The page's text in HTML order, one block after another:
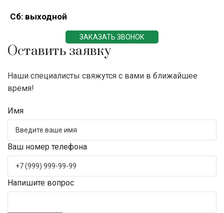
Сб: выходной
ЗАКАЗАТЬ ЗВОНОК
Оставить заявку
Наши специалисты свяжутся с вами в ближайшее
время!
Имя
Ваш номер телефона
Напишите вопрос